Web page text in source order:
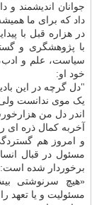
جوانان اندیشمند
داد که برای ما
در هزاره قبل با
با پژوهشگری و
سیاست، علم و
خود او:
"دل گرچه در این
یک موی ندانست
اندر دل من
آخربه کمال ذره ای
و امروز هم
مسئول در قبال
برخوردار شده است:
«هیچ سرنوشتی
مسئولیت و یا تعهد